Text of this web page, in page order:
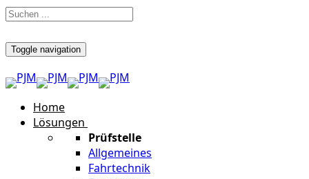
Toggle navigation
Home
Lösungen
Prüfstelle
Allgemeines
Fahrtechnik